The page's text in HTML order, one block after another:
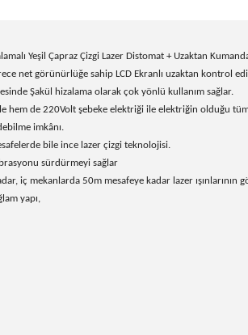
Yeşil Çapraz Çizgi Lazer Distomat + Uzaktan Kumanda
net görünürlüğe sahip LCD Ekranlı uzaktan kontrol
Şakül hizalama olarak çok yönlü kullanım sağlar.
de 220Volt şebeke elektriği ile elektriğin olduğu
imkânı.
bile ince lazer çizgi teknolojisi.
sürdürmeyi sağlar
iç mekanlarda 50m mesafeye kadar lazer
yapı,